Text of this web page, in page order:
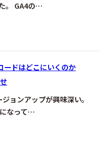
。 GA4の…
ドはどこにいくのか
ョンアップが興味深い。
なって…